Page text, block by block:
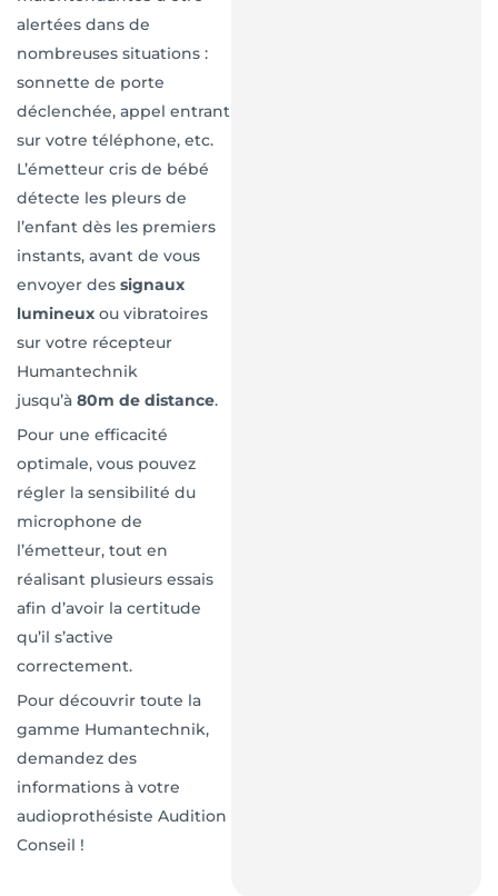
alertées dans de
nombreuses situations :
sonnette de porte
déclenchée, appel entrant
sur votre téléphone, etc.
L’émetteur cris de bébé
détecte les pleurs de
l’enfant dès les premiers
instants, avant de vous
envoyer des signaux
lumineux ou vibratoires
sur votre récepteur
Humantechnik
jusqu’à 80m de distance.
Pour une efficacité
optimale, vous pouvez
régler la sensibilité du
microphone de
l’émetteur, tout en
réalisant plusieurs essais
afin d’avoir la certitude
qu’il s’active
correctement.
Pour découvrir toute la
gamme Humantechnik,
demandez des
informations à votre
audioprothésiste Audition
Conseil !